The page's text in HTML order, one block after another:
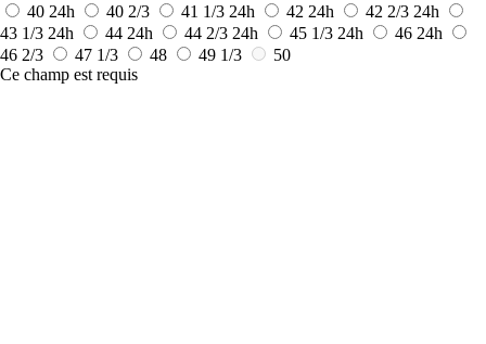
40 24h 40 2/3 41 1/3 24h 42 24h 42 2/3 24h
43 1/3 24h 44 24h 44 2/3 24h 45 1/3 24h 46 24h
46 2/3
47 1/3 48 49 1/3
50
Ce champ est requis